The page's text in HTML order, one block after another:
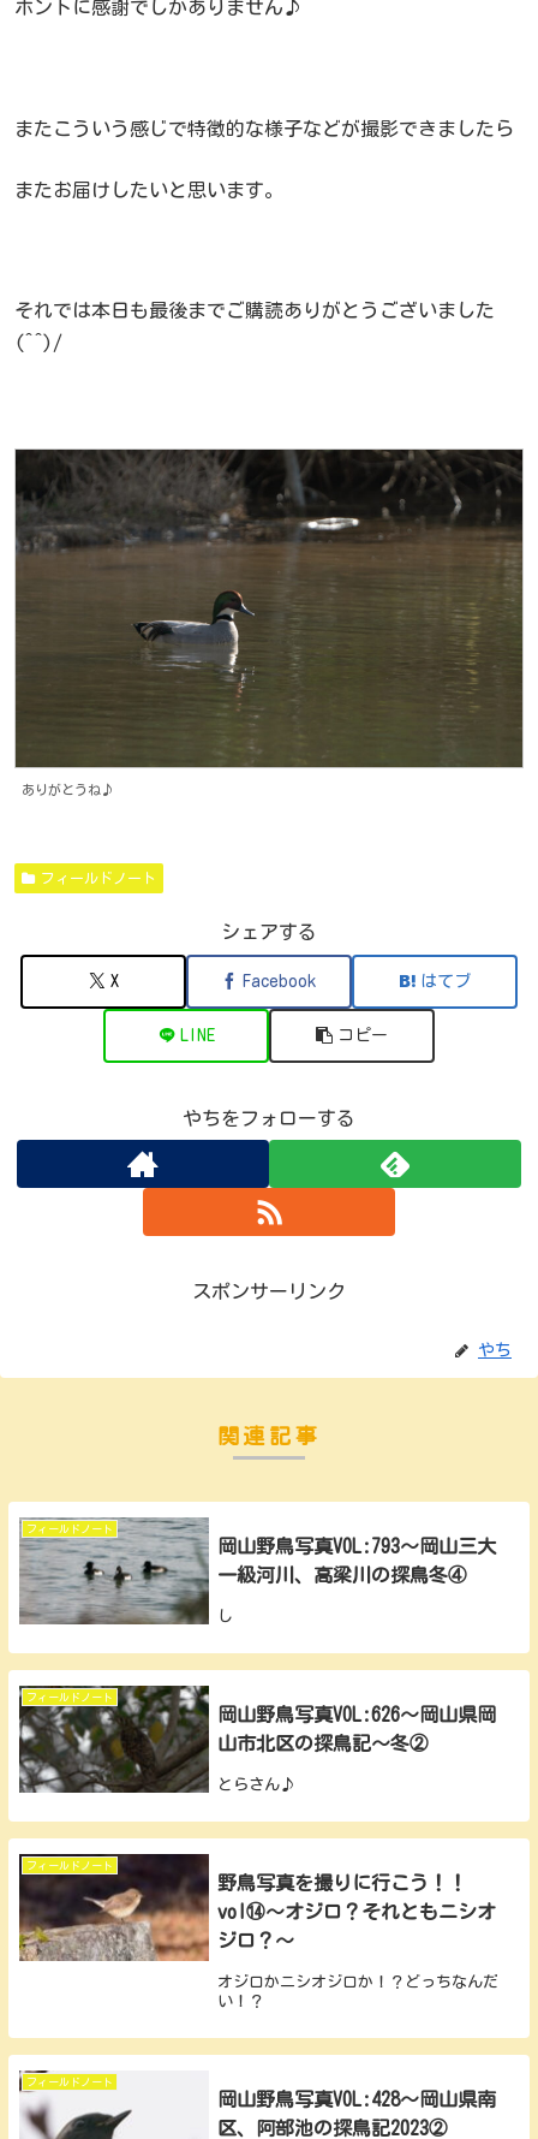
ホントに感謝でしかありません♪
またこういう感じで特徴的な様子などが撮影できましたら
またお届けしたいと思います。
それでは本日も最後までご購読ありがとうございました
(^^)/
ありがとうね♪
フィールドノート
シェアする
X Facebook はてブ
LINE コピー
やちをフォローする
スポンサーリンク
やち
関連記事
フィールドノート
岡山野鳥写真VOL:793～岡山三大
一級河川、高梁川の探鳥冬④
し
フィールドノート
岡山野鳥写真VOL:626～岡山県岡
山市北区の探鳥記～冬②
とらさん♪
フィールドノート
野鳥写真を撮りに行こう！！
vol⑭～オジロ？それともニシオ
ジロ？～
オジロかニシオジロか！？どっちなんだ
い！？
フィールドノート
岡山野鳥写真VOL:428～岡山県南
区、阿部池の探鳥記2023②